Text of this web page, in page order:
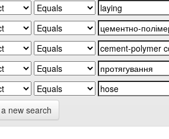
new search